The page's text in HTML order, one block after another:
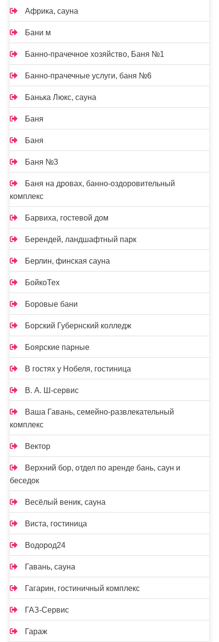
Африка, сауна
Бани м
Банно-прачечное хозяйство, Баня №1
Банно-прачечные услуги, баня №6
Банька Люкс, сауна
Баня
Баня
Баня №3
Баня на дровах, банно-оздоровительный
комплекс
Барвиха, гостевой дом
Берендей, ландшафтный парк
Берлин, финская сауна
БойкоТех
Боровые бани
Борский Губернский колледж
Боярские парные
В гостях у Нобеля, гостиница
В. А. Ш-сервис
Ваша Гавань, семейно-развлекательный
комплекс
Вектор
Верхний бор, отдел по аренде бань, саун и
беседок
Весёлый веник, сауна
Виста, гостиница
Водород24
Гавань, сауна
Гагарин, гостиничный комплекс
ГАЗ-Сервис
Гараж